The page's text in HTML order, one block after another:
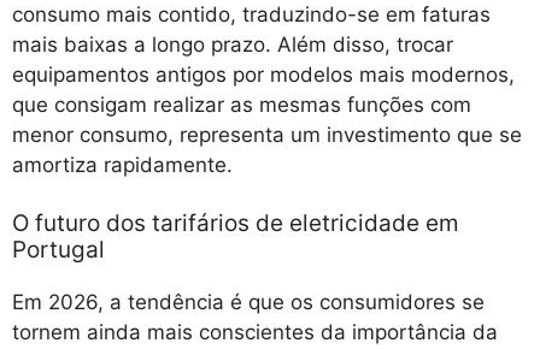
consumo mais contido, traduzindo-se em faturas
mais baixas a longo prazo. Além disso, trocar
equipamentos antigos por modelos mais modernos,
que consigam realizar as mesmas funções com
menor consumo, representa um investimento que se
amortiza rapidamente.
O futuro dos tarifários de eletricidade em
Portugal
Em 2026, a tendência é que os consumidores se
tornem ainda mais conscientes da importância da